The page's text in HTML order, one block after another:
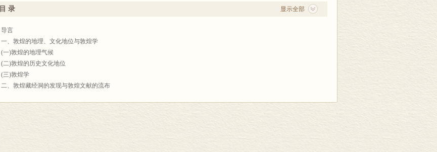
的思想传统，悉心发掘蕴含于其中的文化根脉，深植本土，参诸域外，以“尽精微”而“致广大”，力求存其真、挈其要、
显示全部
目 录
导言
一、敦煌的地理、文化地位与敦煌学
(一)敦煌的地理气候
(二)敦煌的历史文化地位
(三)敦煌学
二、敦煌藏经洞的发现与敦煌文献的流布